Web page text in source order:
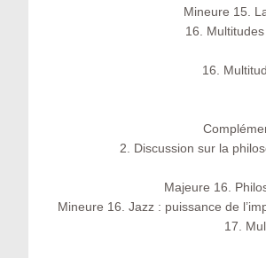
Mineure 15.
16.
16.
2. Discussion sur la
Majeure 16.
Mineure 16. Jazz : puissance de
17.